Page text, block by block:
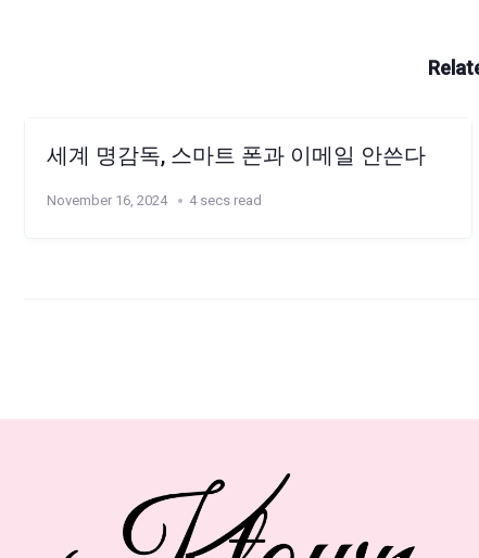
세계 명감독, 스마트 폰과 이메일 안쓴다
November 16, 2024 4 secs read